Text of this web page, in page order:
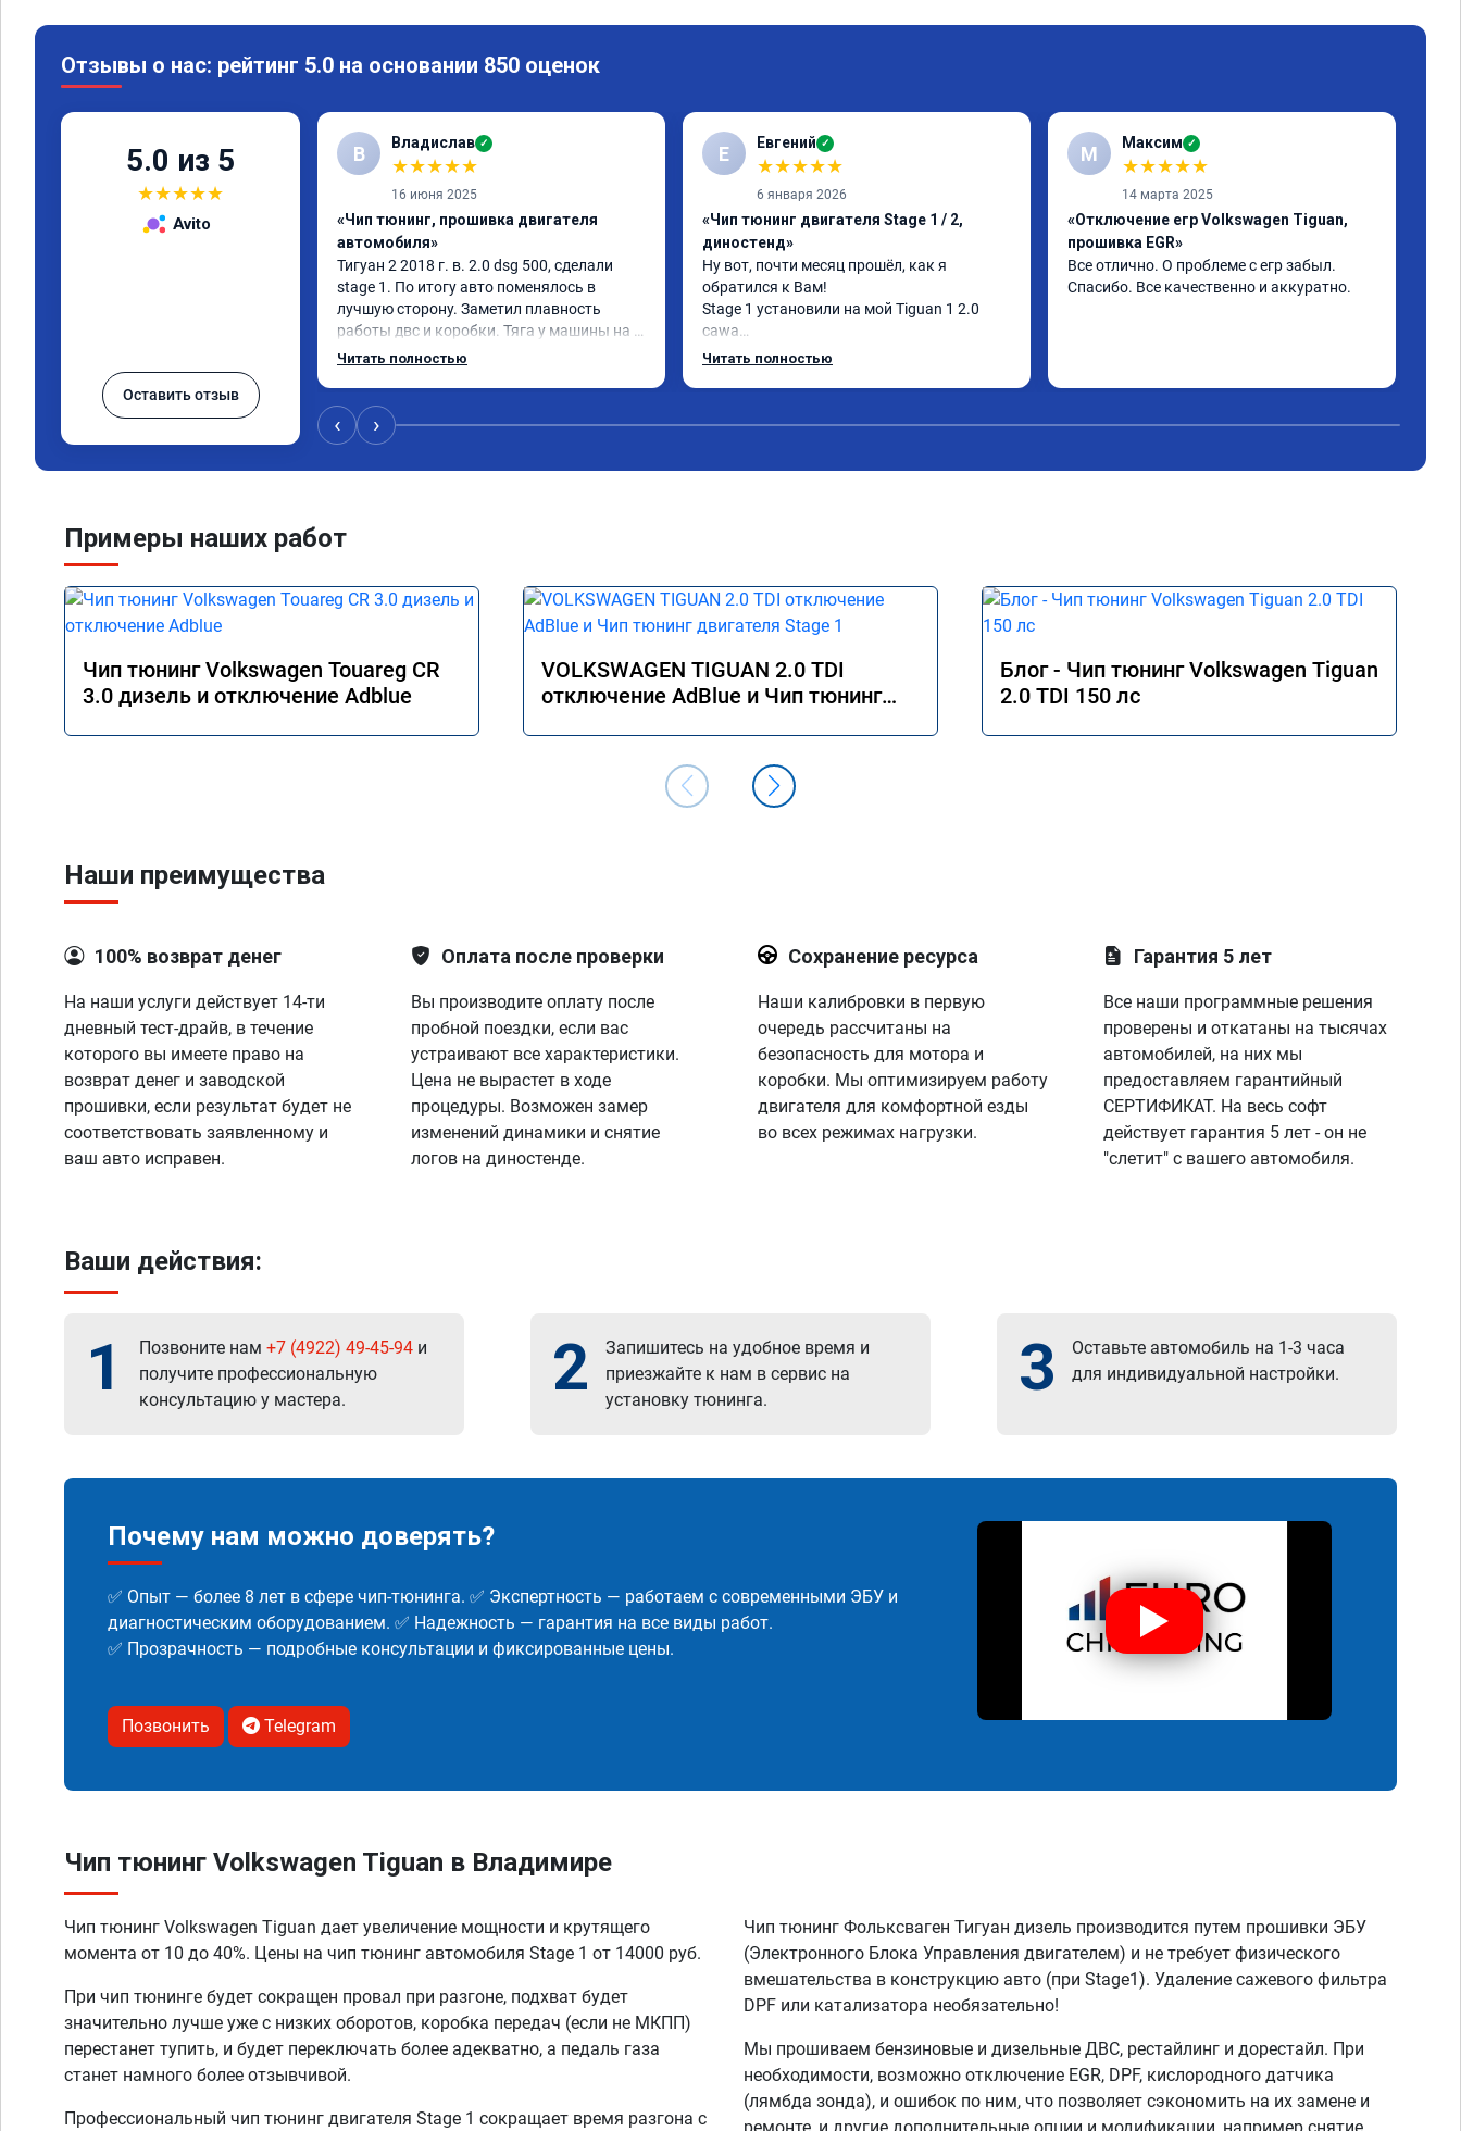
Отзывы о нас: рейтинг 5.0 на основании 850 оценок
5.0 из 5
★★★★★
Avito
Оставить отзыв
В Владислав ✓
★★★★★
16 июня 2025
«Чип тюнинг, прошивка двигателя
автомобиля»
Тигуан 2 2018 г. в. 2.0 dsg 500, сделали
stage 1. По итогу авто поменялось в
лучшую сторону. Заметил плавность
работы двс и коробки. Тяга у машины на
всем диапазоне. Впервые увидел расход
результат поведения авто явно стоит этих
денег. Знал бы, сделал раньше.
Читать полностью
Е Евгений ✓
★★★★★
6 января 2026
«Чип тюнинг двигателя Stage 1 / 2,
диностенд»
Ну вот, почти месяц прошёл, как я
обратился к Вам!
Stage 1 установили на мой Tiguan 1 2.0
cawa
При обычном стиле вождения, всё как
качественному софту и безусловно работе
Читать полностью
М Максим ✓
★★★★★
14 марта 2025
«Отключение егр Volkswagen Tiguan,
прошивка EGR»
Все отлично. О проблеме с егр забыл.
Спасибо. Все качественно и аккуратно.
‹ ›
Примеры наших работ
Чип тюнинг Volkswagen Touareg CR
3.0 дизель и отключение Adblue
VOLKSWAGEN TIGUAN 2.0 TDI
отключение AdBlue и Чип тюнинг
Блог - Чип тюнинг Volkswagen Tiguan
2.0 TDI 150 лс
Наши преимущества
100% возврат денег
На наши услуги действует 14-ти
дневный тест-драйв, в течение
которого вы имеете право на
возврат денег и заводской
прошивки, если результат будет не
соответствовать заявленному и
ваш авто исправен.
Оплата после проверки
Вы производите оплату после
пробной поездки, если вас
устраивают все характеристики.
Цена не вырастет в ходе
процедуры. Возможен замер
изменений динамики и снятие
логов на диностенде.
Сохранение ресурса
Наши калибровки в первую
очередь рассчитаны на
безопасность для мотора и
коробки. Мы оптимизируем работу
двигателя для комфортной езды
во всех режимах нагрузки.
Гарантия 5 лет
Все наши программные решения
проверены и откатаны на тысячах
автомобилей, на них мы
предоставляем гарантийный
СЕРТИФИКАТ. На весь софт
действует гарантия 5 лет - он не
"слетит" с вашего автомобиля.
Ваши действия:
1 Позвоните нам +7 (4922) 49-45-94 и
получите профессиональную
консультацию у мастера.
2
Запишитесь на удобное время и
приезжайте к нам в сервис на
установку тюнинга.
3
Оставьте автомобиль на 1-3 часа
для индивидуальной настройки.
Почему нам можно доверять?
✅ Опыт — более 8 лет в сфере чип-тюнинга. ✅ Экспертность — работаем с современными ЭБУ и
диагностическим оборудованием. ✅ Надежность — гарантия на все виды работ.
✅ Прозрачность — подробные консультации и фиксированные цены.
Позвонить Telegram
Чип тюнинг Volkswagen Tiguan в Владимире
Чип тюнинг Volkswagen Tiguan дает увеличение мощности и крутящего
момента от 10 до 40%. Цены на чип тюнинг автомобиля Stage 1 от 14000 руб.
При чип тюнинге будет сокращен провал при разгоне, подхват будет
значительно лучше уже с низких оборотов, коробка передач (если не МКПП)
перестанет тупить, и будет переключать более адекватно, а педаль газа
станет намного более отзывчивой.
Профессиональный чип тюнинг двигателя Stage 1 сокращает время разгона с
Чип тюнинг Фольксваген Тигуан дизель производится путем прошивки ЭБУ
(Электронного Блока Управления двигателем) и не требует физического
вмешательства в конструкцию авто (при Stage1). Удаление сажевого фильтра
DPF или катализатора необязательно!
Мы прошиваем бензиновые и дизельные ДВС, рестайлинг и дорестайл. При
необходимости, возможно отключение EGR, DPF, кислородного датчика
(лямбда зонда), и ошибок по ним, что позволяет сэкономить на их замене и